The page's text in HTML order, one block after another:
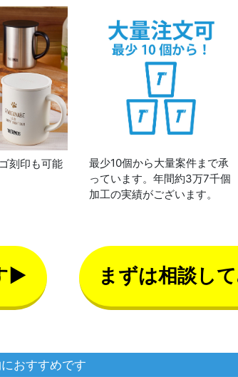
刻印も可能
最少10個から大量案件まで承
っています。年間約3万7千個
加工の実績がございます。
▶ まずは相談し
おすすめです